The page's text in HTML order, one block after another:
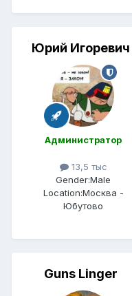
Юрий Игоревич
Администратор
13,5 тыс
Gender:Male
Location:Москва -
Юбутово
Guns Linger